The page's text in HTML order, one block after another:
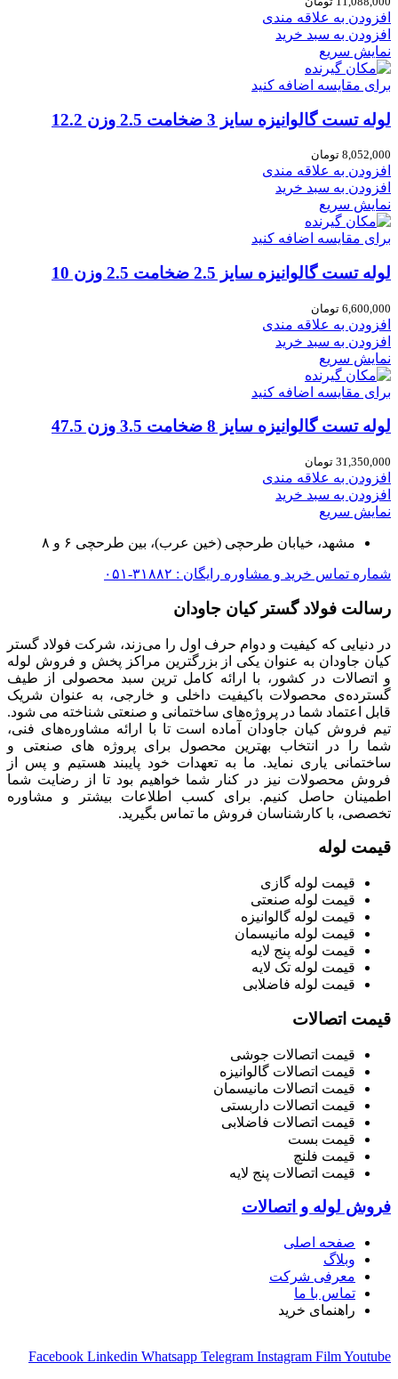
افزودن به علاقه مندی
افزودن به سبد خرید
نمایش سریع
برای مقایسه اضافه کنید
لوله تست گالوانیزه سایز 3 ضخامت 2.5 وزن 12.2
8,052,000 تومان
افزودن به علاقه مندی
افزودن به سبد خرید
نمایش سریع
برای مقایسه اضافه کنید
لوله تست گالوانیزه سایز 2.5 ضخامت 2.5 وزن 10
6,600,000 تومان
افزودن به علاقه مندی
افزودن به سبد خرید
نمایش سریع
برای مقایسه اضافه کنید
لوله تست گالوانیزه سایز 8 ضخامت 3.5 وزن 47.5
31,350,000 تومان
افزودن به علاقه مندی
افزودن به سبد خرید
نمایش سریع
مشهد، خیابان طرحچی (خین عرب)، بین طرحچی ۶ و ۸
شماره تماس خرید و مشاوره رایگان : ۳۱۸۸۲-۰۵۱
رسالت فولاد گستر کیان جاودان
در دنیایی که کیفیت و دوام حرف اول را می‌زند، شرکت فولاد گستر
کیان جاودان به عنوان یکی از بزرگترین مراکز پخش و فروش لوله
و اتصالات در کشور، با ارائه کامل ترین سبد محصولی از طیف
گسترده‌‌ی محصولات باکیفیت داخلی و خارجی، به عنوان شریک
قابل اعتماد شما در پروژه‌های ساختمانی و صنعتی شناخته می شود.
تیم فروش کیان جاودان آماده است تا با ارائه مشاوره‌های فنی،
شما را در انتخاب بهترین محصول برای پروژه های صنعتی و
ساختمانی یاری نماید. ما به تعهدات خود پایبند هستیم و پس از
فروش محصولات نیز در کنار شما خواهیم بود تا از رضایت شما
اطمینان حاصل کنیم. برای کسب اطلاعات بیشتر و مشاوره
تخصصی، با کارشناسان فروش ما تماس بگیرید.
قیمت لوله
قیمت لوله گازی
قیمت لوله صنعتی
قیمت لوله گالوانیزه
قیمت لوله مانیسمان
قیمت لوله پنج لایه
قیمت لوله تک لایه
قیمت لوله فاضلابی
قیمت اتصالات
قیمت اتصالات جوشی
قیمت اتصالات گالوانیزه
قیمت اتصالات مانیسمان
قیمت اتصالات داربستی
قیمت اتصالات فاضلابی
قیمت بست
قیمت فلنچ
قیمت اتصالات پنج لایه
فروش لوله و اتصالات
صفحه اصلی
وبلاگ
معرفی شرکت
تماس با ما
راهنمای خرید
Facebook Linkedin Whatsapp Telegram Instagram FilmYoutube